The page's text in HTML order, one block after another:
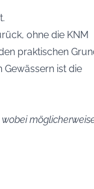
ohne die KNM
praktischen
ist die